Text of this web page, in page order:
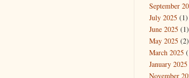
September
July 2025 (1)
June 2025 (1)
May 2025 (2)
March 2025
January 2025
November